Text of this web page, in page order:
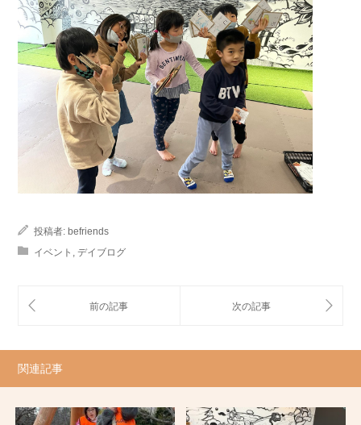
投稿者: befriends
イベント
デイブログ
関連記事